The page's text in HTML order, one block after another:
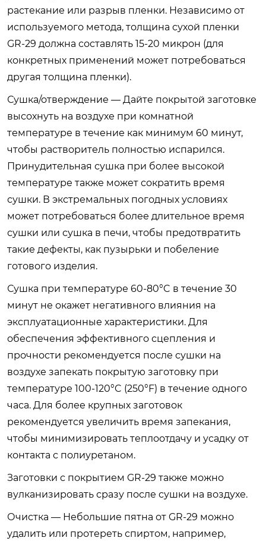
растекание или разрыв пленки. Независимо от
используемого метода, толщина сухой пленки
GR-29 должна составлять 15-20 микрон (для
конкретных применений может потребоваться
другая толщина пленки).
Сушка/отверждение — Дайте покрытой заготовке
высохнуть на воздухе при комнатной
температуре в течение как минимум 60 минут,
чтобы растворитель полностью испарился.
Принудительная сушка при более высокой
температуре также может сократить время
сушки. В экстремальных погодных условиях
может потребоваться более длительное время
сушки или сушка в печи, чтобы предотвратить
такие дефекты, как пузырьки и побеление
готового изделия.
Сушка при температуре 60-80°C в течение 30
минут не окажет негативного влияния на
эксплуатационные характеристики. Для
обеспечения эффективного сцепления и
прочности рекомендуется после сушки на
воздухе запекать покрытую заготовку при
температуре 100-120°C (250°F) в течение одного
часа. Для более крупных заготовок
рекомендуется увеличить время запекания,
чтобы минимизировать теплоотдачу и усадку от
контакта с полиуретаном.
Заготовки с покрытием GR-29 также можно
вулканизировать сразу после сушки на воздухе.
Очистка — Небольшие пятна от GR-29 можно
удалить или протереть спиртом, например,